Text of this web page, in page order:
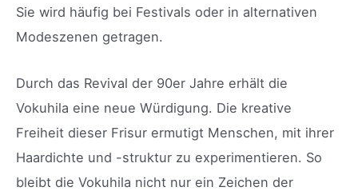
Sie wird häufig bei Festivals oder in alternativen
Modeszenen getragen.
Durch das Revival der 90er Jahre erhält die
Vokuhila eine neue Würdigung. Die kreative
Freiheit dieser Frisur ermutigt Menschen, mit ihrer
Haardichte und -struktur zu experimentieren. So
bleibt die Vokuhila nicht nur ein Zeichen der